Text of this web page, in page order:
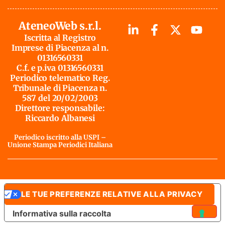
AteneoWeb s.r.l.
Iscritta al Registro
Imprese di Piacenza al n.
01316560331
C.f. e p.iva 01316560331
Periodico telematico Reg.
Tribunale di Piacenza n.
587 del 20/02/2003
Direttore responsabile:
Riccardo Albanesi
Periodico iscritto alla USPI –
Unione Stampa Periodici Italiana
Informativa sulla raccolta
LE TUE PREFERENZE RELATIVE ALLA PRIVACY